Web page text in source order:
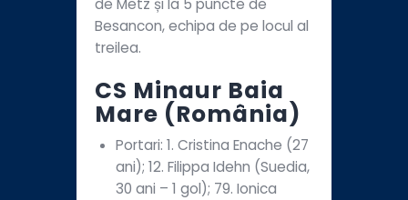
de Metz și la 5 puncte de
Besancon, echipa de pe locul al
treilea.
CS Minaur Baia
Mare (România)
Portari: 1. Cristina Enache (27
ani); 12. Filippa Idehn (Suedia,
30 ani – 1 gol); 79. Ionica